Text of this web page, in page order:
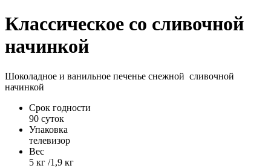
Классическое со сливочной
начинкой
Шоколадное и ванильное печенье снежной сливочной
начинкой
Срок годности
90 суток
Упаковка
телевизор
Вес
5 кг /1,9 кг